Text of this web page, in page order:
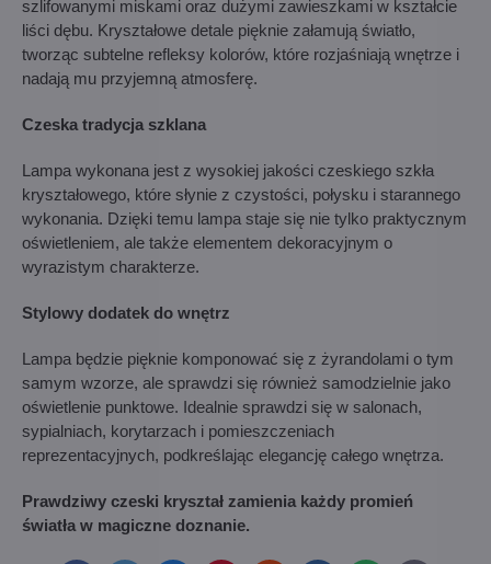
szlifowanymi miskami oraz dużymi zawieszkami w kształcie
liści dębu. Kryształowe detale pięknie załamują światło,
tworząc subtelne refleksy kolorów, które rozjaśniają wnętrze i
nadają mu przyjemną atmosferę.
Czeska tradycja szklana
Lampa wykonana jest z wysokiej jakości czeskiego szkła
kryształowego, które słynie z czystości, połysku i starannego
wykonania. Dzięki temu lampa staje się nie tylko praktycznym
oświetleniem, ale także elementem dekoracyjnym o
wyrazistym charakterze.
Stylowy dodatek do wnętrz
Lampa będzie pięknie komponować się z żyrandolami o tym
samym wzorze, ale sprawdzi się również samodzielnie jako
oświetlenie punktowe. Idealnie sprawdzi się w salonach,
sypialniach, korytarzach i pomieszczeniach
reprezentacyjnych, podkreślając elegancję całego wnętrza.
Prawdziwy czeski kryształ zamienia każdy promień
światła w magiczne doznanie.